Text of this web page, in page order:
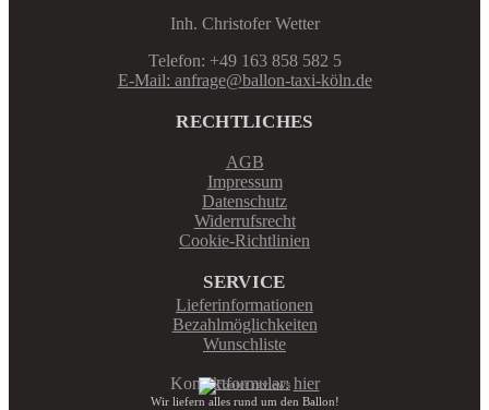
Inh. Christofer Wetter
Telefon: +49 163 858 582 5
E-Mail: anfrage@ballon-taxi-köln.de
RECHTLICHES
AGB
Impressum
Datenschutz
Widerrufsrecht
Cookie-Richtlinien
SERVICE
Lieferinformationen
Bezahlmöglichkeiten
Wunschliste
Kontaktformular:hier
Wir liefern alles rund um den Ballon!